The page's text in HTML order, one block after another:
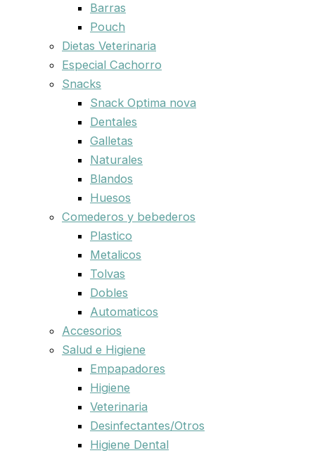
Barras
Pouch
Dietas Veterinaria
Especial Cachorro
Snacks
Snack Optima nova
Dentales
Galletas
Naturales
Blandos
Huesos
Comederos y bebederos
Plastico
Metalicos
Tolvas
Dobles
Automaticos
Accesorios
Salud e Higiene
Empapadores
Higiene
Veterinaria
Desinfectantes/Otros
Higiene Dental